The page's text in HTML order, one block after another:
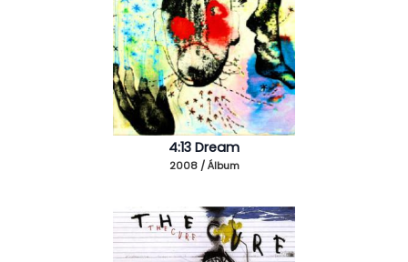
4:13 Dream
2008 / Álbum